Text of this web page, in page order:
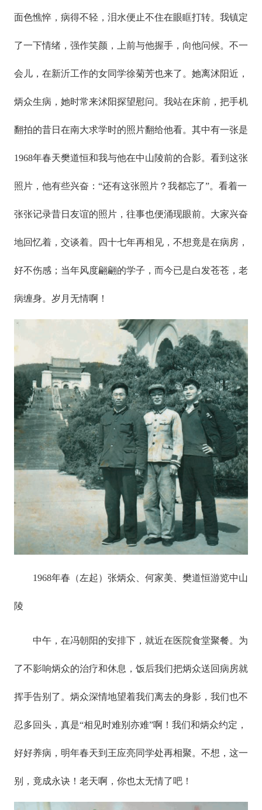
面色憔悴，病得不轻，泪水便止不住在眼眶打转。我镇定
了一下情绪，强作笑颜，上前与他握手，向他问候。不一
会儿，在新沂工作的女同学徐菊芳也来了。她离沭阳近，
炳众生病，她时常来沭阳探望慰问。我站在床前，把手机
翻拍的昔日在南大求学时的照片翻给他看。其中有一张是
1968年春天樊道恒和我与他在中山陵前的合影。看到这张
照片，他有些兴奋：“还有这张照片？我都忘了”。看着一
张张记录昔日友谊的照片，往事也便涌现眼前。大家兴奋
地回忆着，交谈着。四十七年再相见，不想竟是在病房，
好不伤感；当年风度翩翩的学子，而今已是白发苍苍，老
病缠身。岁月无情啊！
1968年春（左起）张炳众、何家美、樊道恒游览中山
陵
中午，在冯朝阳的安排下，就近在医院食堂聚餐。为
了不影响炳众的治疗和休息，饭后我们把炳众送回病房就
挥手告别了。炳众深情地望着我们离去的身影，我们也不
忍多回头，真是“相见时难别亦难”啊！我们和炳众约定，
好好养病，明年春天到王应亮同学处再相聚。不想，这一
别，竟成永诀！老天啊，你也太无情了吧！